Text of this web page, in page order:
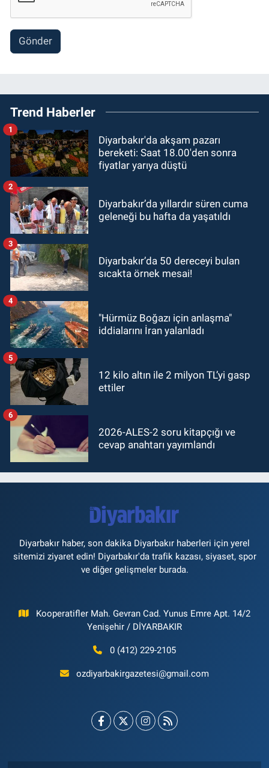
Gönder
Trend Haberler
Diyarbakır'da akşam pazarı
bereketi: Saat 18.00'den sonra
fiyatlar yarıya düştü
1
Diyarbakır’da yıllardır süren cuma
geleneği bu hafta da yaşatıldı
2
Diyarbakır’da 50 dereceyi bulan
sıcakta örnek mesai!
3
"Hürmüz Boğazı için anlaşma"
iddialarını İran yalanladı
4
12 kilo altın ile 2 milyon TL’yi gasp
ettiler
5
2026-ALES-2 soru kitapçığı ve
cevap anahtarı yayımlandı
6
Diyarbakır haber, son dakika Diyarbakır haberleri için yerel
sitemizi ziyaret edin! Diyarbakır'da trafik kazası, siyaset, spor
ve diğer gelişmeler burada.
Kooperatifler Mah. Gevran Cad. Yunus Emre Apt. 14/2
Yenişehir / DİYARBAKIR
0 (412) 229-2105
ozdiyarbakirgazetesi@gmail.com